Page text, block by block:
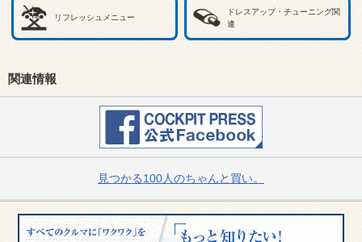
リフレッシュメニュー
ドレスアップ・チューニング関
連
関連情報
見つかる100人のちゃんと買い。